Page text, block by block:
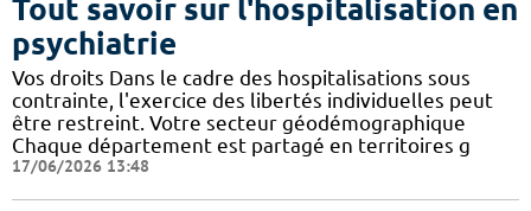
Tout savoir sur l'hospitalisation en
psychiatrie
Vos droits Dans le cadre des hospitalisations sous
contrainte, l'exercice des libertés individuelles peut
être restreint. Votre secteur géodémographique
Chaque département est partagé en territoires g
17/06/2026 13:48